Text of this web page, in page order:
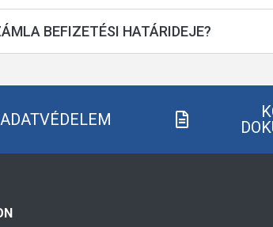
BEFIZETÉSI HATÁRIDEJE?
ADATVÉDELEM